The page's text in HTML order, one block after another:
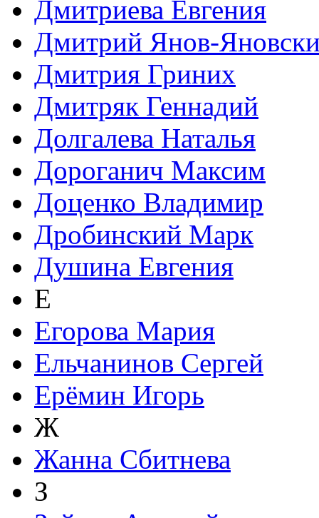
Дмитриева Евгения
Дмитрий Янов-
Дмитрия Гриних
Дмитряк Геннадий
Долгалева Наталья
Дороганич Максим
Доценко Владимир
Дробинский Марк
Душина Евгения
Е
Егорова Мария
Ельчанинов Сергей
Ерёмин Игорь
Ж
Жанна Сбитнева
З